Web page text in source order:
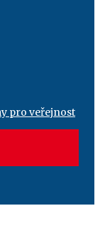
pro veřejnost